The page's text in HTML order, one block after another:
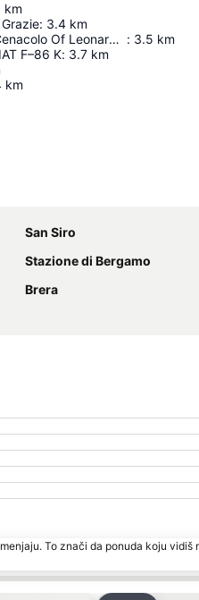
km
: 3.4 km
Museum Of The Cenacolo Of Leonardo Da Vinci : 3.5 km
F–86 K: 3.7 km
km
San Siro
Stazione di Bergamo
Brera
To znači da ponuda koju